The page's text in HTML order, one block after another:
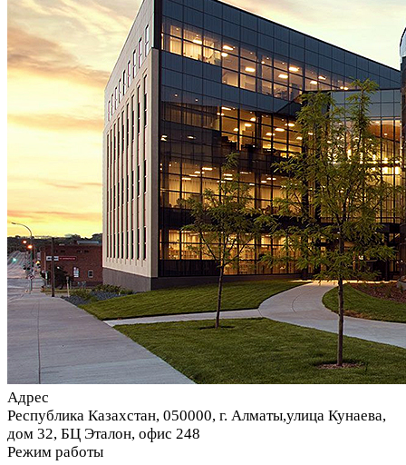
Адрес
Республика Казахстан, 050000, г. Алматы,улица Кунаева,
дом 32, БЦ Эталон, офис 248
Режим работы